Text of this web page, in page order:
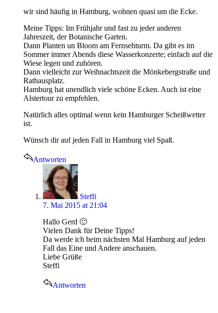
wir sind häufig in Hamburg, wohnen quasi um die Ecke.
Meine Tipps: Im Frühjahr und fast zu jeder anderen
Jahreszeit, der Botanische Garten.
Dann Planten un Bloom am Fernsehturm. Da gibt es im
Sommer immer Abends diese Wasserkonzerte; einfach auf die
Wiese legen und zuhören.
Dann vielleicht zur Weihnachtszeit die Mönkebergstraße und
Rathausplatz.
Hamburg hat unendlich viele schöne Ecken. Auch ist eine
Alstertour zu empfehlen.
Natürlich alles optimal wenn kein Hamburger Scheißwetter
ist.
Wünsch dir auf jeden Fall in Hamburg viel Spaß.
Antworten
says:
Steffi
7. Mai 2015 at 21:04
Hallo Gerd 🙂
Vielen Dank für Deine Tipps!
Da werde ich beim nächsten Mal Hamburg auf jeden
Fall das Eine und Andere anschauen.
Liebe Grüße
Steffi
Antworten